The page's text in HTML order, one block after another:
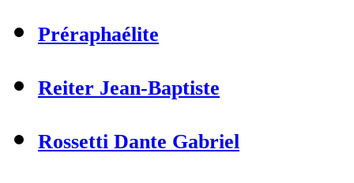
Préraphaélite
Reiter Jean-Baptiste
Rossetti Dante Gabriel